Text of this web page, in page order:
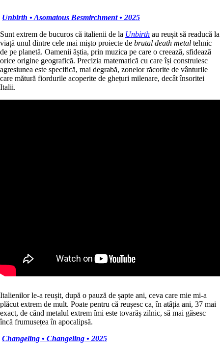
Unbirth • Asomatous Besmirchment • 2025
Sunt extrem de bucuros că italienii de la Unbirth au reușit să readucă la
viață unul dintre cele mai mișto proiecte de brutal death metal tehnic
de pe planetă. Oamenii ăștia, prin muzica pe care o creează, sfidează
orice origine geografică. Precizia matematică cu care își construiesc
agresiunea este specifică, mai degrabă, zonelor răcorite de vânturile
care mătură fiordurile acoperite de ghețuri milenare, decât însoritei
Italii.
Italienilor le-a reușit, după o pauză de șapte ani, ceva care mie mi-a
plăcut extrem de mult. Poate pentru că reușesc ca, în atâția ani, 37 mai
exact, de când metalul extrem îmi este tovarăș zilnic, să mai găsesc
încă frumusețea în apocalipsă.
Changeling • Changeling • 2025